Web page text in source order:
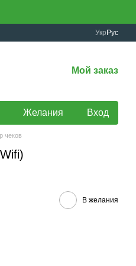
Укр Рус
Мой заказ
Желания Вход
чеков
В желания